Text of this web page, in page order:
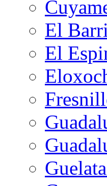
El
El